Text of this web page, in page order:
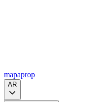
mapaprop
AR